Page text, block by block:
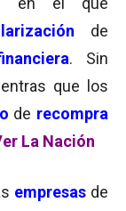
de
. Sin
que los
de recompra
La Nación
empresas de